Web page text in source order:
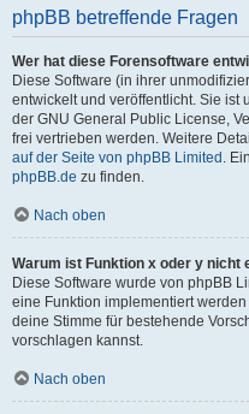
phpBB betreffende Fragen
Wer hat diese Forensoftware
Diese Software (in ihrer
entwickelt und veröffentlicht. Sie ist
der GNU General Public License,
frei vertrieben werden. Weitere
auf der Seite von phpBB Limited .
phpBB.de zu finden.
Nach oben
Warum ist Funktion x oder y nicht
Diese Software wurde von phpBB
eine Funktion implementiert
deine Stimme für bestehende
vorschlagen kannst.
Nach oben